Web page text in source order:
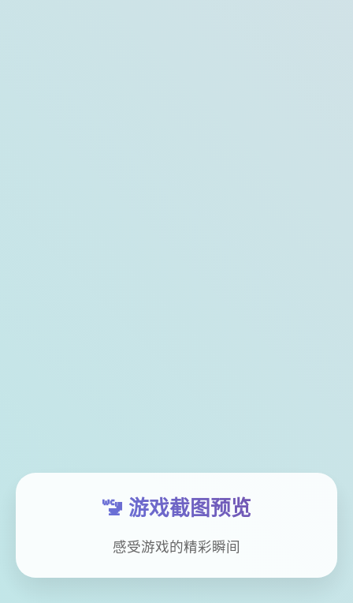
🚾 游戏截图预览
感受游戏的精彩瞬间